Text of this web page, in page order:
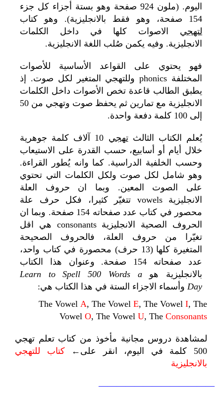
اليوم. (ملون 924 صفحة وهو بستة أجزاء كل جزء
154 صفحة، وهو فقط بالانجليزية). وهو كتاب
لتهجي الاصوات كلها في داخل الكلمات
الانجليزية. وفيه يكمن صُلب اللغة الانجليزية.
فهو يحتوي على القواعد الأساسية للأصوات
المختلفة phonics وللتهجي المتغير لكل صوت. إذ
يطبق الطالب قاعدة تخص الأصوات داخل الكلمات
الانجليزية مع تمارين ثم يحفظ صوت وتهجي من 50
إلى 100 كلمة دفعة واحدة.
يُعلم الكتاب الثالثتهجي
10 آلاف كلمة جوهرية
خلال أيام أو أسابيع، حسب القدرة على الاستيعاب
وحسب الخلفية الدراسية. كما وانه يُطور القراءة.
وهو شامل لكل صوت ولكل الكلمات التي تحتوي
على الصوت المعين. وبما ان حروف العلة
الانجليزية vowels تتغيّر كثيرا، فكل حرف علة
محصور في كتاب عدد صفحاته 154 صفحة. وبما ان
الحروف الصحية الانجليزية consonants هي اقل
تغيّرا من حروف العلة، فالحروف الصحيحة
المتغيرة كلها (13 حرف) محصورة في كتاب واحد،
عدد صفحاته 154 صفحة. وعنوان هذا الكتاب
بالانجليزية هوLearn to Spell 500 Words a
Day وأسماء الاجزاء الستة في هذا الكتاب هي:
The Vowel A, The Vowel E, The Vowel I, The
Vowel O, The Vowel U, The Consonants
لمشاهدة دروس مجانية مأخوذ من كتاب تعلم تهجي
500 كلمة في اليوم، انقر على←
كتاب للتهجي
بالانجليزية
—————————————